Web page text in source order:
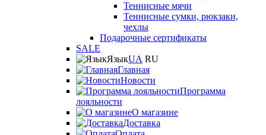
Теннисные мячи
Теннисные сумки, рюкзаки,
чехлы
Подарочные сертификаты
SALE
ЯзыкUA RU
Главная
Новости
Программа
лояльности
О магазине
Доставка